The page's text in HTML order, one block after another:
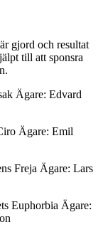
gjord och resultat
till att sponsra
Ägare: Edvard
Ägare: Emil
Freja Ägare: Lars
Euphorbia Ägare: